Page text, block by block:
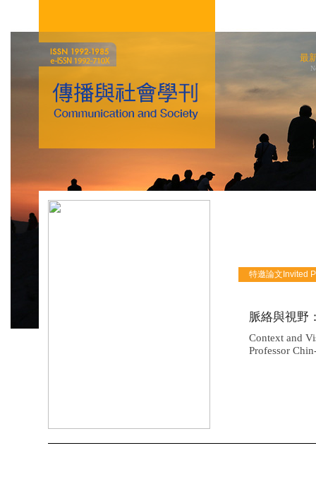
最
特邀論文Invited
脈絡與視野
Context and
Professor